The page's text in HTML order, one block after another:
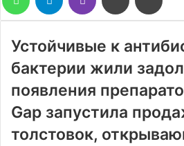
через
Устойчивые к
бактерии жили
появления
Gap запустила
толстовок,